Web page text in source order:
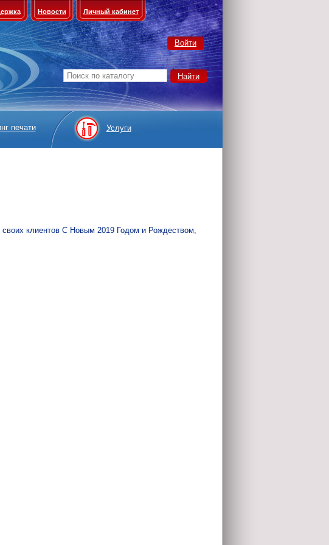
Новости Личный кабинет
Войти
печати Услуги
клиентов С Новым 2019 Годом и Рождеством,